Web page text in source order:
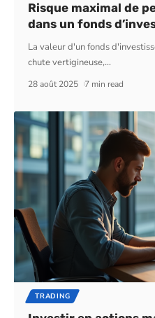
Risque maximal de
dans un fonds
La valeur d'un fonds
chute vertigineuse,…
28 août 2025 7 min read
TRADING